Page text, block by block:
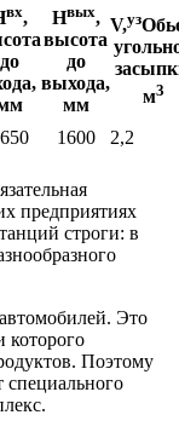
вх,
до
Нвых,
высота
до
выхода,
мм
V,уз
м3
1600 2,2
предприятиях
строги: в
Это
которого
Поэтому
специального